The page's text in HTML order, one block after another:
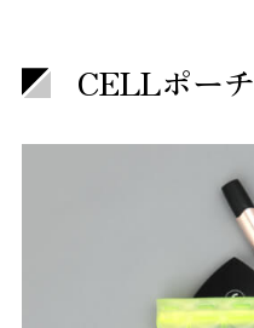
CELLポーチ